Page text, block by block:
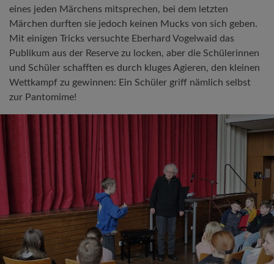
eines jeden Märchens mitsprechen, bei dem letzten
Märchen durften sie jedoch keinen Mucks von sich geben.
Mit einigen Tricks versuchte Eberhard Vogelwaid das
Publikum aus der Reserve zu locken, aber die Schülerinnen
und Schüler schafften es durch kluges Agieren, den kleinen
Wettkampf zu gewinnen: Ein Schüler griff nämlich selbst
zur Pantomime!